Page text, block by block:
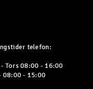
telefon:
- Tors 08:00 - 16:00
08:00 - 15:00